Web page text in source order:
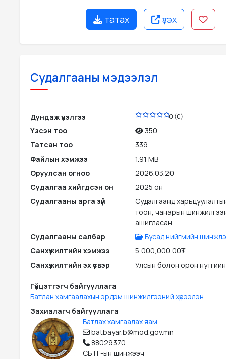
татах үзэх
Судалгааны мэдээлэл
Дундаж үнэлгээ 0 (0)
Үзсэн тоо
350
Татсан тоо
339
Файлын хэмжээ
1.91 MB
Оруулсан огноо
2026.03.20
Судалгаа хийгдсэн он
2025 он
Судалгааны арга зүй
Судалгаанд
тоон, чанарын
ашигласан.
Судалгааны салбар
Бусад нийгмийн
Санхүүжилтийн хэмжээ
5,000,000.00₮
Санхүүжилтийн эх үүсвэр
Улсын болон орон
Гүйцэтгэгч байгууллага
Батлан хамгаалахын эрдэм шинжилгээний хүрээлэн
Захиалагч байгууллага
Батлах хамгаалах яам
batbayar.b@mod.gov.mn
88029370
СБТГ-ын шинжээч